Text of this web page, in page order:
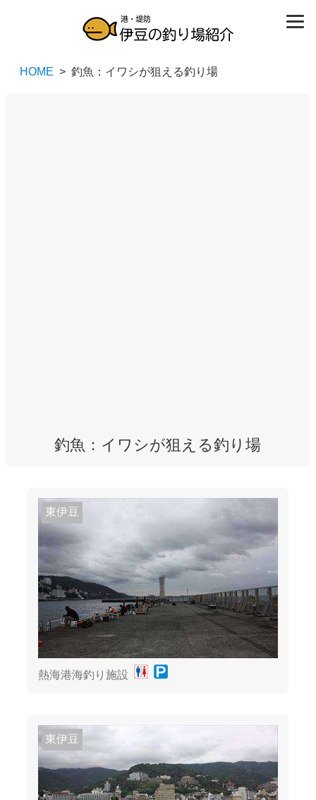
HOME > 釣魚：イワシが狙える釣り場
釣魚：イワシが狙える釣り場
東伊豆
熱海港海釣り施設
東伊豆